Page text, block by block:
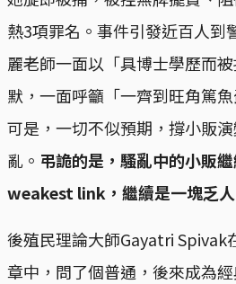
熱3項罪名。事件引發近百人到
麗老師一面以「具博士學歷而
默，一面呼籲「一齊到旺角篤
可是，一切不似預期，撐小販
亂。 弔詭的是，騷亂中的小販
weakest link，繼續是一塊乏人
後殖民理論大師Gayatri Spivak
章中，問了個普通，後來成為